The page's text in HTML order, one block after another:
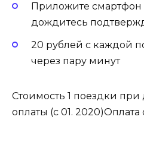
Приложите смартфон
дождитесь
20 рублей с каждой
через пару минут
Стоимость 1 поездки при
оплаты (с 01.